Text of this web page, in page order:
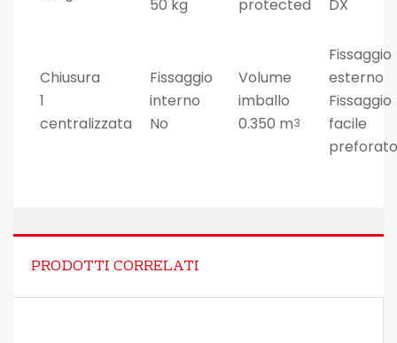
50 kg
protected
DX
Chiusura
1
centralizzata
Fissaggio
interno
No
Volume
imballo
0.350 m3
Fissaggio
esterno
Fissaggio
facile
preforato
PRODOTTI CORRELATI